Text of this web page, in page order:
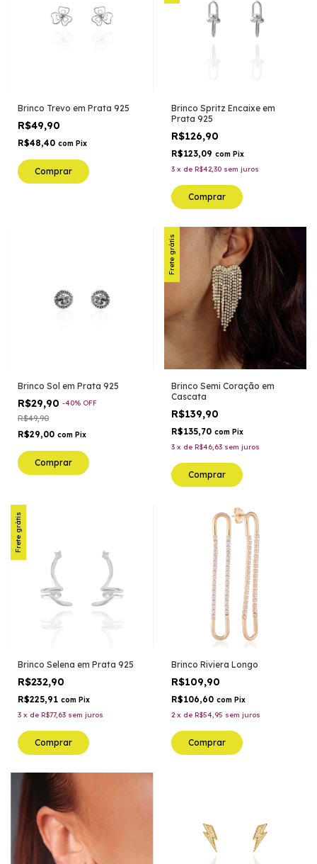
Brinco Trevo em Prata 925
R$49,90
R$48,40 com Pix
Comprar
Brinco Spritz Encaixe em
Prata 925
R$126,90
R$123,09 com Pix
3 x de R$42,30 sem juros
Comprar
Brinco Sol em Prata 925
R$29,90 -40% OFF
R$49,90
R$29,00 com Pix
Comprar
Frete grátis
Brinco Semi Coração em
Cascata
R$139,90
R$135,70 com Pix
3 x de R$46,63 sem juros
Comprar
Frete grátis
Brinco Selena em Prata 925
R$232,90
R$225,91 com Pix
3 x de R$77,63 sem juros
Comprar
Brinco Riviera Longo
R$109,90
R$106,60 com Pix
2 x de R$54,95 sem juros
Comprar